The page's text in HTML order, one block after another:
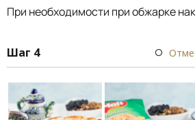
При необходимости при обжарке
Шаг 4